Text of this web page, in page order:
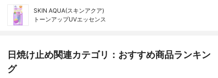
SKIN AQUA(スキンアクア)
トーンアップUVエッセンス
日焼け止め関連カテゴリ：おすすめ商品ランキン
グ